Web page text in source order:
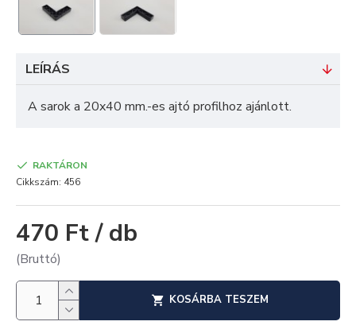
LEÍRÁS
A sarok a 20x40 mm.-es ajtó profilhoz ajánlott.
470 Ft / db
(Bruttó)
RAKTÁRON
Cikkszám: 456
KOSÁRBA TESZEM